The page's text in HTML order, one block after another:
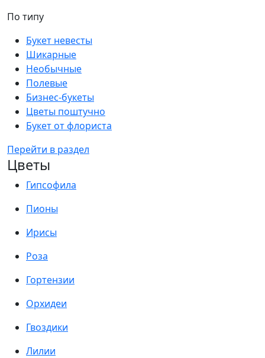
По типу
Букет невесты
Шикарные
Необычные
Полевые
Бизнес-букеты
Цветы поштучно
Букет от флориста
Перейти в раздел
Цветы
Гипсофила
Пионы
Ирисы
Роза
Гортензии
Орхидеи
Гвоздики
Лилии